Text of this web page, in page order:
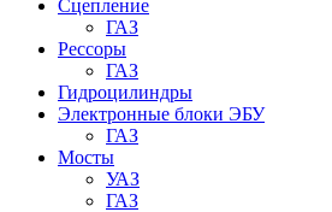
Сцепление
ГАЗ
Рессоры
ГАЗ
Гидроцилиндры
Электронные блоки ЭБУ
ГАЗ
Мосты
УАЗ
ГАЗ